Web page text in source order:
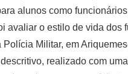
alunos como
avaliar o estilo de vida dos
Militar, em
realizado com